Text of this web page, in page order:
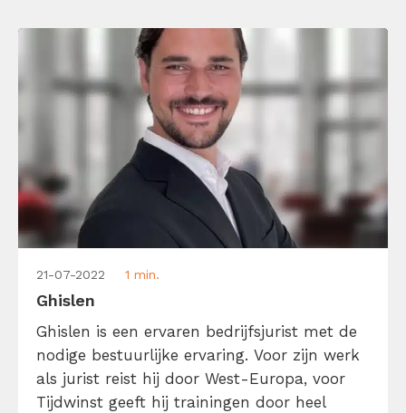
onze timemanagement trainers zelf super
georganiseerd en hebben onze […]
21-07-2022 1 min.
Ghislen
Ghislen is een ervaren bedrijfsjurist met de
nodige bestuurlijke ervaring. Voor zijn werk
als jurist reist hij door West-Europa, voor
Tijdwinst geeft hij trainingen door heel